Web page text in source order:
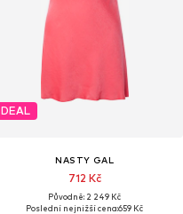
DEAL
NASTY GAL
712 Kč
Původně: 2 249 Kč
Poslední nejnižší cena:659 Kč